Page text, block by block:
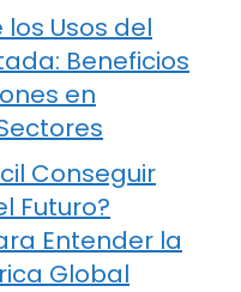
Usos del
Beneficios
en
Conseguir
Futuro?
Entender la
Global